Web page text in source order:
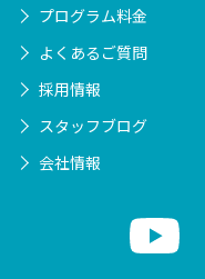
プログラム料金
よくあるご質問
採用情報
スタッフブログ
会社情報